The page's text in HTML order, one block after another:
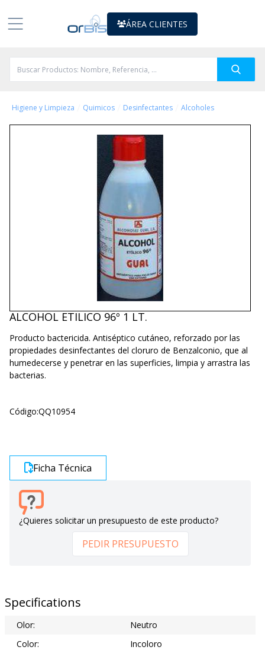
ÁREA CLIENTES
Higiene y Limpieza Quimicos Desinfectantes Alcoholes
ALCOHOL ETILICO 96º 1 LT.
Producto bactericida. Antiséptico cutáneo, reforzado por las
propiedades desinfectantes del cloruro de Benzalconio, que al
humedecerse y penetrar en las superficies, limpia y arrastra las
bacterias.
Código:QQ10954
Ficha Técnica
¿Quieres solicitar un presupuesto de este producto?
PEDIR PRESUPUESTO
Specifications
Olor:
Neutro
Color:
Incoloro